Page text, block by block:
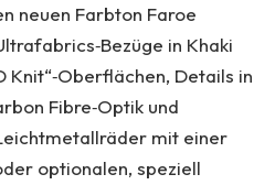
neuen Farbton Faroe
in Khaki
Knit“‑Oberflächen, Details in
Fibre‑Optik und
mit einer
optionalen, speziell